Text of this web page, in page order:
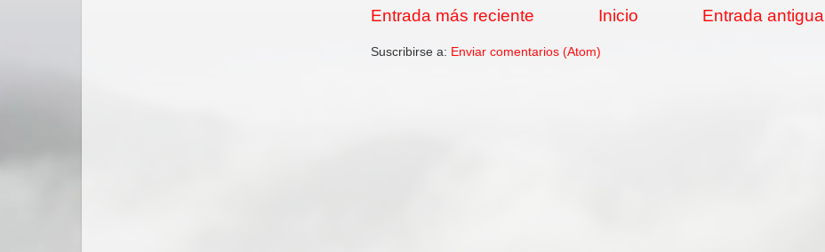
Entrada más reciente Entrada antigua
Inicio
Suscribirse a: Enviar comentarios (Atom)